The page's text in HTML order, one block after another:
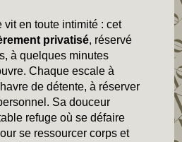
vit en toute intimité : cet
privatisé, réservé
à quelques minutes
Chaque escale à
de détente, à réserver
Sa douceur
refuge où se défaire
se ressourcer corps et